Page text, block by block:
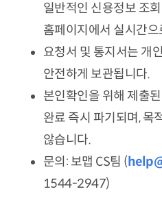
일반적인 신용정보 조
홈페이지에서 실시간
요청서 및 통지서는 개
안전하게 보관됩니다.
본인확인을 위해 제출
완료 즉시 파기되며, 목
않습니다.
문의: 보맵 CS팀 (
1544-2947)